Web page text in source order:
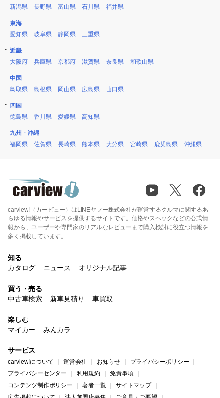
新潟県
長野県 富山県 石川県 福井県
東海
愛知県
岐阜県 静岡県 三重県
近畿
大阪府
兵庫県 京都府 滋賀県 奈良県 和歌山県
中国
鳥取県
島根県 岡山県 広島県 山口県
四国
徳島県
香川県 愛媛県 高知県
九州・沖縄
福岡県
佐賀県 長崎県 熊本県 大分県 宮崎県 鹿児島県 沖縄県
carview!（カービュー）はLINEヤフー株式会社が運営するクルマに関するあ
らゆる情報やサービスを提供するサイトです。価格やスペックなどの公式情
報から、ユーザーや専門家のリアルなレビューまで購入検討に役立つ情報を
多く掲載しています。
知る
カタログ
ニュース オリジナル記事
買う・売る
中古車検索
新車見積り 車買取
楽しむ
マイカー
みんカラ
サービス
carview!について 運営会社 お知らせ
プライバシーポリシー
プライバシーセンター
利用規約
免責事項
コンテンツ制作ポリシー
著者一覧
サイトマップ